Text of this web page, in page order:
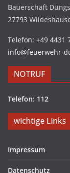
Bauerschaft
27793
Telefon: +49 4431
info@feuerwehr-
NOTRUF
Telefon: 112
wichtige Links
Impressum
Datenschutz